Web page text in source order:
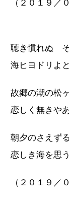
（２０１９／
聴き慣れぬ
海ヒヨドリよ
故郷の潮の松
恋しく無きや
朝夕のさえず
恋しき海を思
（２０１９／